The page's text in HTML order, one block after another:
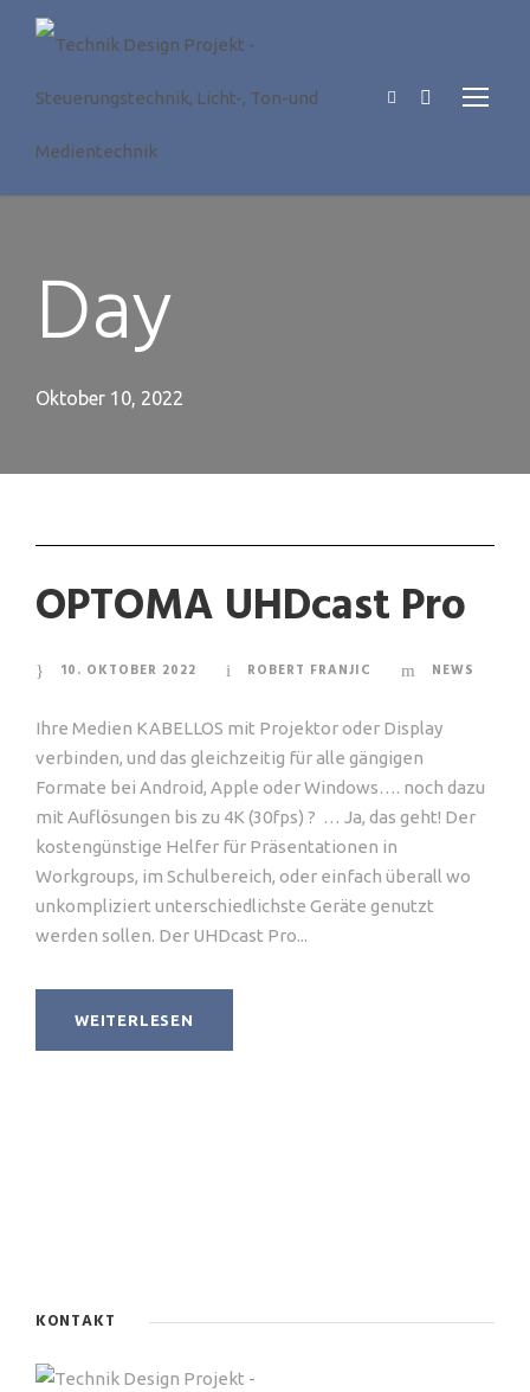
Day
Oktober 10, 2022
OPTOMA UHDcast Pro
10. OKTOBER 2022 ROBERT FRANJIC NEWS
Ihre Medien KABELLOS mit Projektor oder Display
verbinden, und das gleichzeitig für alle gängigen
Formate bei Android, Apple oder Windows…. noch dazu
mit Auflösungen bis zu 4K (30fps) ? … Ja, das geht! Der
kostengünstige Helfer für Präsentationen in
Workgroups, im Schulbereich, oder einfach überall wo
unkompliziert unterschiedlichste Geräte genutzt
werden sollen. Der UHDcast Pro...
WEITERLESEN
KONTAKT